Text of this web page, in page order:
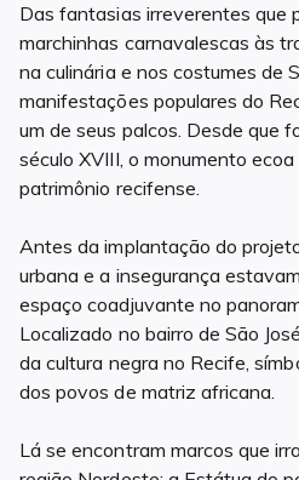
Das fantasias irreverentes que
marchinhas carnavalescas às
na culinária e nos costumes de
manifestações populares do
um de seus palcos. Desde que
século XVIII, o monumento
patrimônio recifense.
Antes da implantação do
urbana e a insegurança
espaço coadjuvante no
Localizado no bairro de São
da cultura negra no Recife,
dos povos de matriz africana.
Lá se encontram marcos que